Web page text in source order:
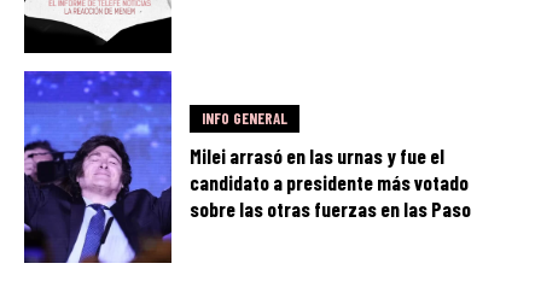
INFO GENERAL
Milei arrasó en las urnas y fue el
candidato a presidente más votado
sobre las otras fuerzas en las Paso